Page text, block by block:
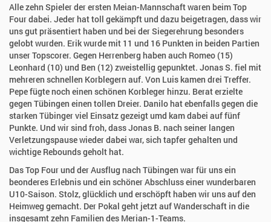
Alle zehn Spieler der ersten Meian-Mannschaft waren beim Top
Four dabei. Jeder hat toll gekämpft und dazu beigetragen, dass wir
uns gut präsentiert haben und bei der Siegerehrung besonders
gelobt wurden. Erik wurde mit 11 und 16 Punkten in beiden Partien
unser Topscorer. Gegen Herrenberg haben auch Romeo (15)
Leonhard (10) und Ben (12) zweistellig gepunktet. Jonas S. fiel mit
mehreren schnellen Korblegern auf. Von Luis kamen drei Treffer.
Pepe fügte noch einen schönen Korbleger hinzu. Berat erzielte
gegen Tübingen einen tollen Dreier. Danilo hat ebenfalls gegen die
starken Tübinger viel Einsatz gezeigt umd kam dabei auf fünf
Punkte. Und wir sind froh, dass Jonas B. nach seiner langen
Verletzungspause wieder dabei war, sich tapfer gehalten und
wichtige Rebounds geholt hat.
Das Top Four und der Ausflug nach Tübingen war für uns ein
beonderes Erlebnis und ein schöner Abschluss einer wunderbaren
U10-Saison. Stolz, glücklich und erschöpft haben wir uns auf den
Heimweg gemacht. Der Pokal geht jetzt auf Wanderschaft in die
insgesamt zehn Familien des Merian-1-Teams.